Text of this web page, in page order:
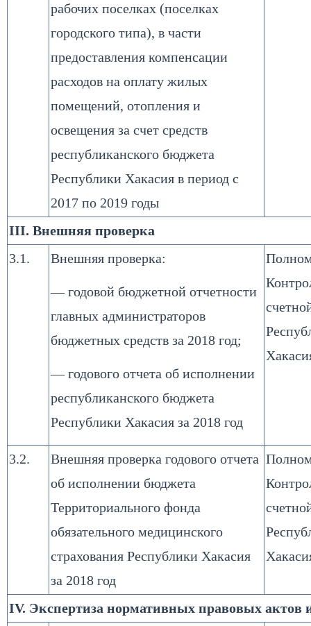
рабочих поселках (поселках
городского типа), в части
предоставления компенсации
расходов на оплату жилых
помещений, отопления и
освещения за счет средств
республиканского бюджета
Республики Хакасия в период с
2017 по 2019 годы
III. Внешняя проверка
3.1.
Внешняя проверка:
— годовой бюджетной отчетности
главных администраторов
бюджетных средств за 2018 год;
— годового отчета об исполнении
республиканского бюджета
Республики Хакасия за 2018 год
3.2.
Внешняя проверка годового отчета
об исполнении бюджета
Территориального фонда
обязательного медицинского
страхования Республики Хакасия
за 2018 год
IV. Экспертиза нормативных правовых актов